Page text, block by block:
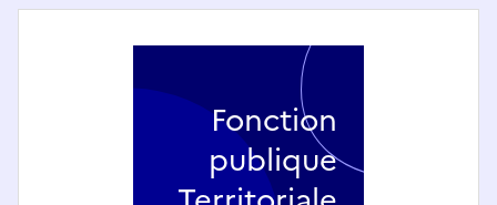
Fonction
publique